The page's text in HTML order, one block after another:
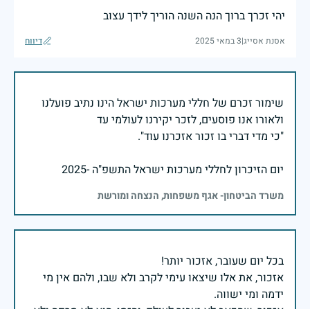
יהי זכרך ברוך הנה השנה הוריך לידך עצוב
אסנת אסייג|3 במאי 2025 דיווח
שימור זכרם של חללי מערכות ישראל הינו נתיב פועלנו
יום הזיכרון לחללי מערכות ישראל התשפ"ה -2025
משרד הביטחון- אגף משפחות, הנצחה ומורשת
אזכור, את אלו שיצאו עימי לקרב ולא שבו, ולהם אין מי